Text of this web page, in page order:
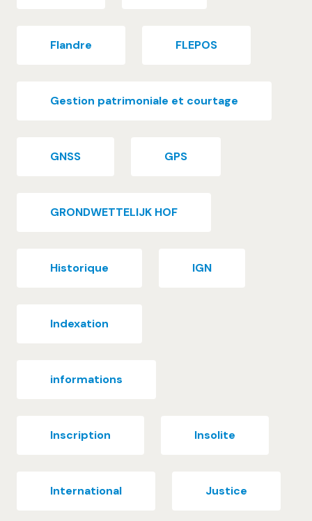
Flandre FLEPOS
Gestion patrimoniale et courtage
GNSS GPS
GRONDWETTELIJK HOF
Historique IGN
Indexation
informations
Inscription Insolite
International Justice